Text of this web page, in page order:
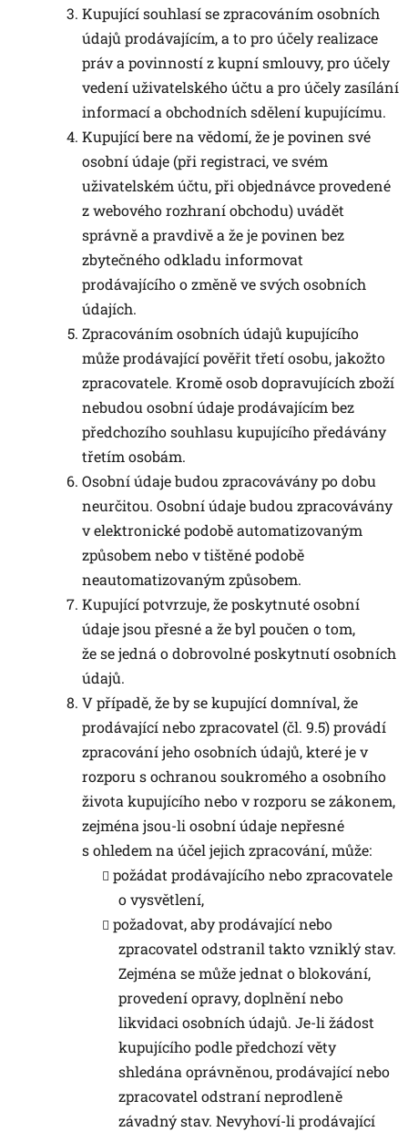
Kupující souhlasí se zpracováním osobních
údajů prodávajícím, a to pro účely realizace
práv a povinností z kupní smlouvy, pro účely
vedení uživatelského účtu a pro účely zasílání
informací a obchodních sdělení kupujícímu.
Kupující bere na vědomí, že je povinen své
osobní údaje (při registraci, ve svém
uživatelském účtu, při objednávce provedené
z webového rozhraní obchodu) uvádět
správně a pravdivě a že je povinen bez
zbytečného odkladu informovat
prodávajícího o změně ve svých osobních
údajích.
Zpracováním osobních údajů kupujícího
může prodávající pověřit třetí osobu, jakožto
zpracovatele. Kromě osob dopravujících zboží
nebudou osobní údaje prodávajícím bez
předchozího souhlasu kupujícího předávány
třetím osobám.
Osobní údaje budou zpracovávány po dobu
neurčitou. Osobní údaje budou zpracovávány
v elektronické podobě automatizovaným
způsobem nebo v tištěné podobě
neautomatizovaným způsobem.
Kupující potvrzuje, že poskytnuté osobní
údaje jsou přesné a že byl poučen o tom,
že se jedná o dobrovolné poskytnutí osobních
údajů.
V případě, že by se kupující domníval, že
prodávající nebo zpracovatel (čl. 9.5) provádí
zpracování jeho osobních údajů, které je v
rozporu s ochranou soukromého a osobního
života kupujícího nebo v rozporu se zákonem,
zejména jsou-li osobní údaje nepřesné
s ohledem na účel jejich zpracování, může:
požádat prodávajícího nebo zpracovatele
o vysvětlení,
požadovat, aby prodávající nebo
zpracovatel odstranil takto vzniklý stav.
Zejména se může jednat o blokování,
provedení opravy, doplnění nebo
likvidaci osobních údajů. Je-li žádost
kupujícího podle předchozí věty
shledána oprávněnou, prodávající nebo
zpracovatel odstraní neprodleně
závadný stav. Nevyhoví-li prodávající